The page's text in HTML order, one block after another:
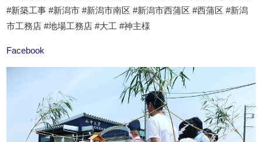
#新築工事 #新潟市 #新潟市南区 #新潟市西蒲区 #西蒲区 #新潟
市工務店 #地場工務店 #大工 #神主様
Facebook